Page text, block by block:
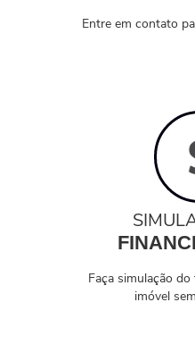
Entre em contato
Faça simulação
imóvel